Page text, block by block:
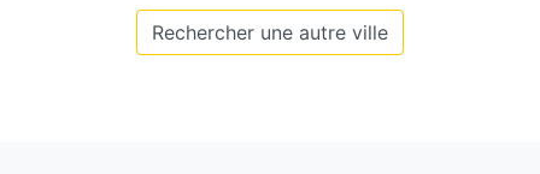
Rechercher une autre ville